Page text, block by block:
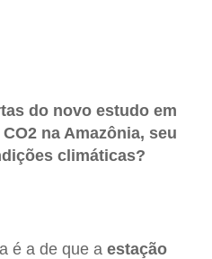
do novo estudo em
na Amazônia, seu
climáticas?
é a de que a estação